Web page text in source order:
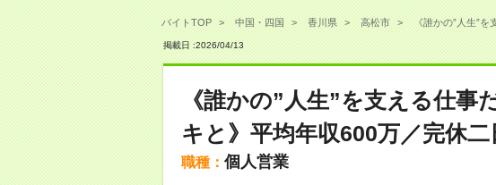
バイトTOP 中国・四国 香川県 高松市 《誰かの”人生”を
掲載日 :2026/04/13
《誰かの”人生”を支える仕事
キと》平均年収600万／完休
職種： 個人営業